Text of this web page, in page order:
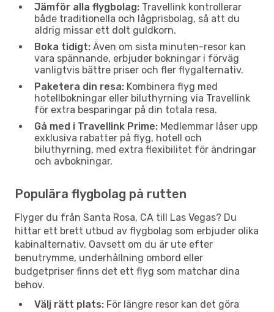
Jämför alla flygbolag: Travellink kontrollerar
både traditionella och lågprisbolag, så att du
aldrig missar ett dolt guldkorn.
Boka tidigt: Även om sista minuten-resor kan
vara spännande, erbjuder bokningar i förväg
vanligtvis bättre priser och fler flygalternativ.
Paketera din resa: Kombinera flyg med
hotellbokningar eller biluthyrning via Travellink
för extra besparingar på din totala resa.
Gå med i Travellink Prime: Medlemmar låser upp
exklusiva rabatter på flyg, hotell och
biluthyrning, med extra flexibilitet för ändringar
och avbokningar.
Populära flygbolag på rutten
Flyger du från Santa Rosa, CA till Las Vegas? Du
hittar ett brett utbud av flygbolag som erbjuder olika
kabinalternativ. Oavsett om du är ute efter
benutrymme, underhållning ombord eller
budgetpriser finns det ett flyg som matchar dina
behov.
Välj rätt plats: För längre resor kan det göra